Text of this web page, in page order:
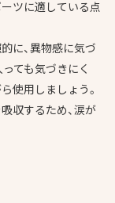
ツに適している点
に、異物感に気づ
ても気づきにく
使用しましょう。
収するため、涙が